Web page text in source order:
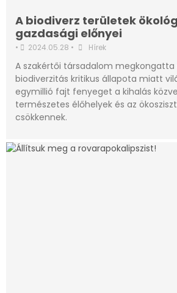
A biodiverz területek
gazdasági előnyei
• 2024.05.28 • Hírek
A szakértői társadalom
biodiverzitás kritikus állapota miatt
egymillió fajt fenyeget a kihalás
természetes élőhelyek és az
csökkennek.